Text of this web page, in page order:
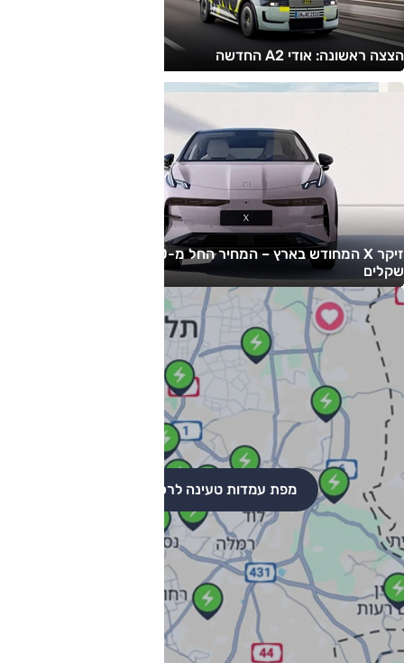
מפת עמדות טעינה לרכב חשמלי
הצצה ראשונה: אודי A2 החדשה
זיקר X המחודש בארץ – המחיר החל מ-170,000
שקלים